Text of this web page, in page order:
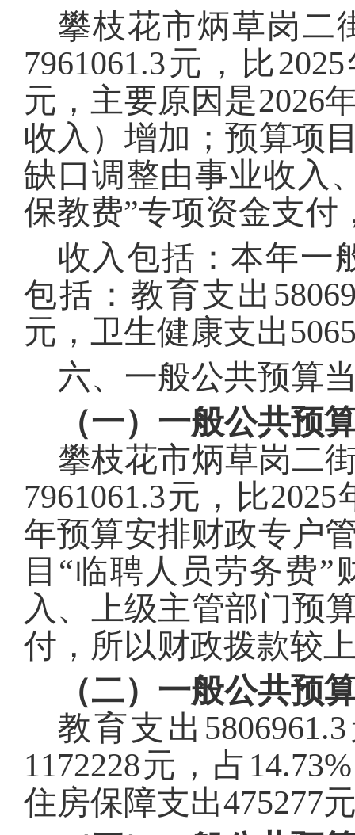
攀枝花市炳草岗二
7961061.3元，比2025
元，主要原因是2026
收入）增加；预算项
缺口调整由事业收入
保教费”专项资金支付
收入包括：本年一
包括：教育支出
元，卫生健康支出
六、一般公共预算
（一）一般公共预
攀枝花市炳草岗二
7961061.3元，比2025
年预算安排财政专户
目“临聘人员劳务费
入、上级主管部门预
付，所以财政拨款较
（二）一般公共预
教育支出 5806961.3
1172228元，占 14.73%
住房保障支出475277